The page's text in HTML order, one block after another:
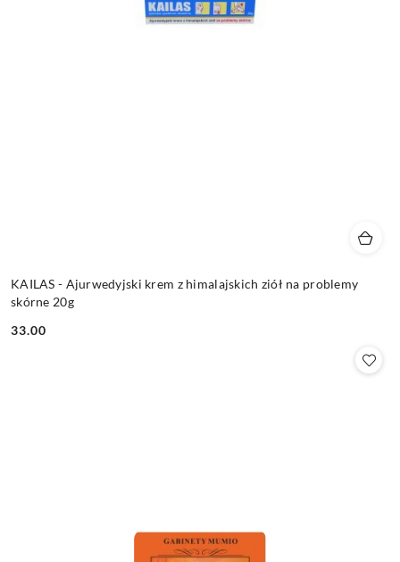
KAILAS - Ajurwedyjski krem z himalajskich ziół na problemy
skórne 20g
Cena:
33.00